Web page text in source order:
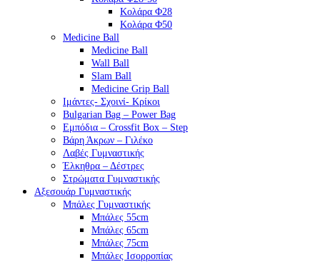
Κολάρα Φ28
Κολάρα Φ50
Medicine Ball
Medicine Ball
Wall Ball
Slam Ball
Medicine Grip Ball
Ιμάντες- Σχοινί- Κρίκοι
Bulgarian Bag – Power Bag
Εμπόδια – Crossfit Box – Step
Βάρη Άκρων – Γιλέκο
Λαβές Γυμναστικής
Έλκηθρα – Δέστρες
Στρώματα Γυμναστικής
Αξεσουάρ Γυμναστικής
Μπάλες Γυμναστικής
Μπάλες 55cm
Μπάλες 65cm
Μπάλες 75cm
Μπάλες Ισορροπίας